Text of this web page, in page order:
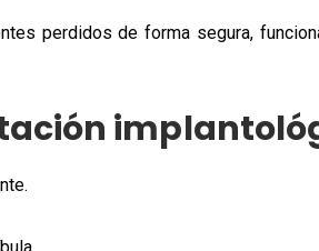
perdidos de forma segura,